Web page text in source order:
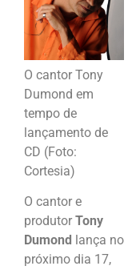
O cantor Tony
Dumond em
tempo de
lançamento de
CD (Foto:
Cortesia)
O cantor e
produtor Tony
Dumond lança no
próximo dia 17,